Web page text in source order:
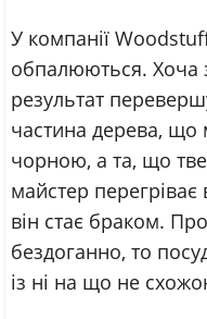
У компанії
обпалюються. Хоча
результат
частина дерева, що
чорною, а та, що
майстер перегріває
він стає браком.
бездоганно, то
із ні на що не